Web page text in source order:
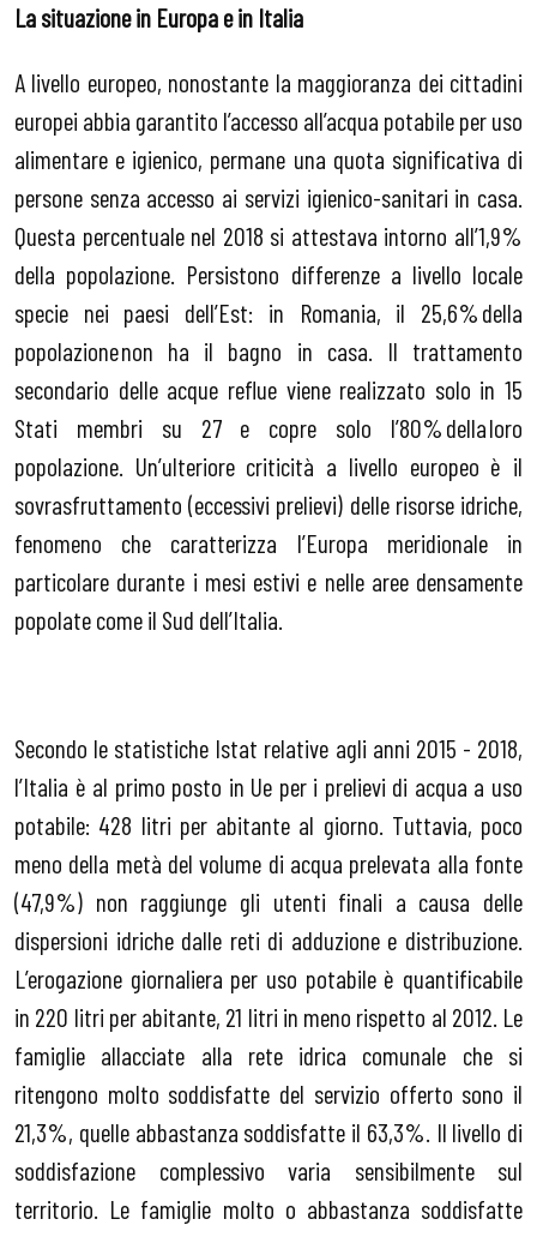
La situazione in Europa e in Italia
A livello europeo, nonostante la maggioranza dei cittadini
europei abbia garantito l’accesso all’acqua potabile per uso
alimentare e igienico, permane una quota significativa di
persone senza accesso ai servizi igienico-sanitari in casa.
Questa percentuale nel 2018 si attestava intorno all’1,9%
della popolazione. Persistono differenze a livello locale
specie nei paesi dell’Est: in Romania, il 25,6% della
popolazione non ha il bagno in casa. Il trattamento
secondario delle acque reflue viene realizzato solo in 15
Stati membri su 27 e copre solo l’80% della loro
popolazione. Un’ulteriore criticità a livello europeo è il
sovrasfruttamento (eccessivi prelievi) delle risorse idriche,
fenomeno che caratterizza l’Europa meridionale in
particolare durante i mesi estivi e nelle aree densamente
popolate come il Sud dell’Italia.
Secondo le statistiche Istat relative agli anni 2015 - 2018,
l’Italia è al primo posto in Ue per i prelievi di acqua a uso
potabile: 428 litri per abitante al giorno. Tuttavia, poco
meno della metà del volume di acqua prelevata alla fonte
(47,9%) non raggiunge gli utenti finali a causa delle
dispersioni idriche dalle reti di adduzione e distribuzione.
L’erogazione giornaliera per uso potabile è quantificabile
in 220 litri per abitante, 21 litri in meno rispetto al 2012. Le
famiglie allacciate alla rete idrica comunale che si
ritengono molto soddisfatte del servizio offerto sono il
21,3%, quelle abbastanza soddisfatte il 63,3%. Il livello di
soddisfazione complessivo varia sensibilmente sul
territorio. Le famiglie molto o abbastanza soddisfatte